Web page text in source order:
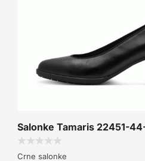
Salonke Tamaris 22451-
Crne salonke